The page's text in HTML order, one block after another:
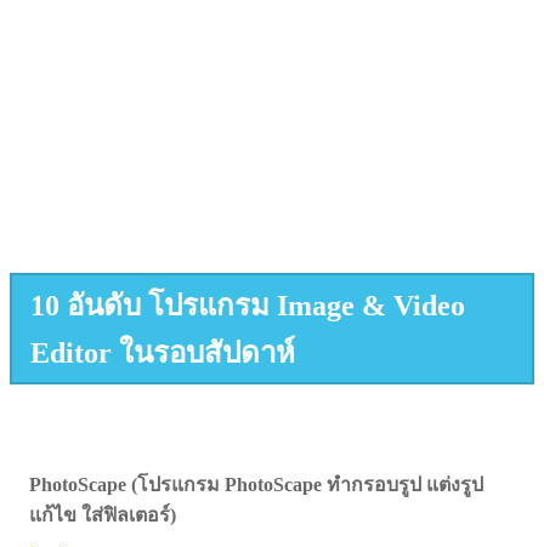
10 อันดับ โปรแกรม Image & Video
Editor ในรอบสัปดาห์
PhotoScape (โปรแกรม PhotoScape ทำกรอบรูป แต่งรูป
แก้ไข ใส่ฟิลเตอร์)